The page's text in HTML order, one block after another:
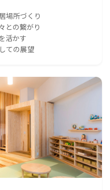
場所づくり
との繋がり
活かす
ての展望